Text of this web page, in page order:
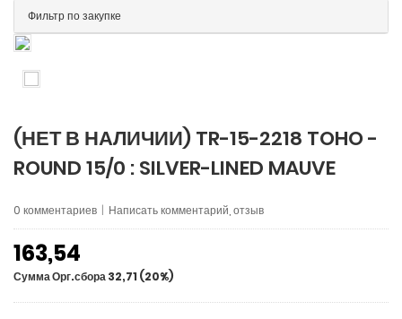
Фильтр по закупке
(НЕТ В НАЛИЧИИ) TR-15-2218 TOHO -
ROUND 15/0 : SILVER-LINED MAUVE
0 комментариев | Написать комментарий, отзыв
163,54
Сумма Орг.сбора 32,71 (20%)